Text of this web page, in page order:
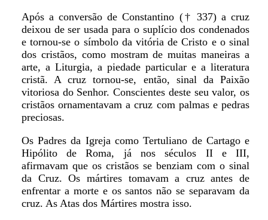
Após a conversão de Constantino († 337) a cruz
deixou de ser usada para o suplício dos condenados
e tornou-se o símbolo da vitória de Cristo e o sinal
dos cristãos, como mostram de muitas maneiras a
arte, a Liturgia, a piedade particular e a literatura
cristã. A cruz tornou-se, então, sinal da Paixão
vitoriosa do Senhor. Conscientes deste seu valor, os
cristãos ornamentavam a cruz com palmas e pedras
preciosas.
Os Padres da Igreja como Tertuliano de Cartago e
Hipólito de Roma, já nos séculos II e III,
afirmavam que os cristãos se benziam com o sinal
da Cruz. Os mártires tomavam a cruz antes de
enfrentar a morte e os santos não se separavam da
cruz. As Atas dos Mártires mostra isso.